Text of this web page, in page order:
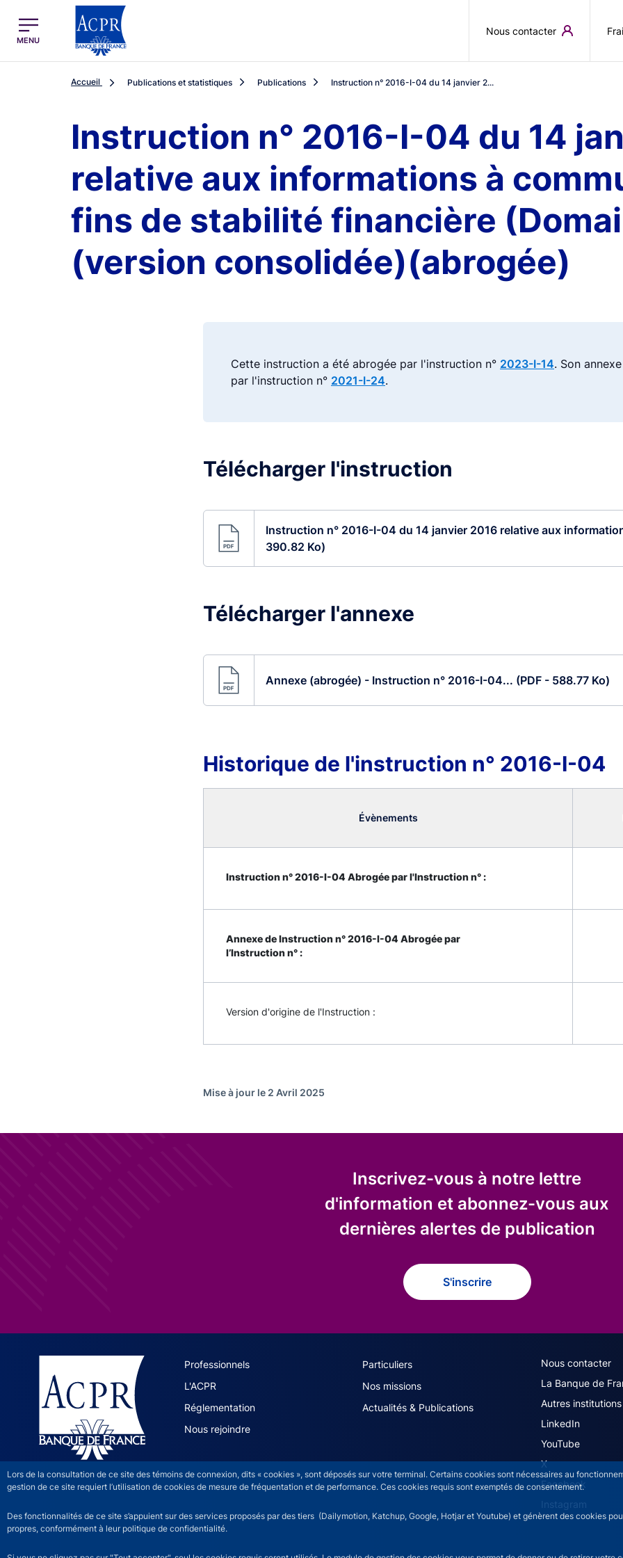
Lors de la consultation de ce site des témoins de connexion, dits « cookies », sont déposés sur votre terminal. Certains cookies sont nécessaires au
gestion de ce site requiert l’utilisation de cookies de mesure de fréquentation et de performance. Ces cookies requis sont exemptés de consentement.
Des fonctionnalités de ce site s’appuient sur des services proposés par des tiers (Dailymotion, Katchup, Google, Hotjar et Youtube) et génèrent des cookies
propres, conformément à leur politique de confidentialité.
ACPR Menu Principal (French)
MENU
Nous contacter
Accueil Publications et statistiques Publications Instruction n° 2016-I-04 du 14 janvier 2...
Instruction n° 2016-I-04 du 14
relative aux informations à
fins de stabilité financière
(version consolidée)(abrogée)
Cette instruction a été abrogée par l'instruction n° 2023-I-14. Son
par l'instruction n° 2021-I-24.
Télécharger l'instruction
Instruction n° 2016-I-04 du 14 janvier 2016 relative aux
390.82 Ko)
Télécharger l'annexe
Annexe (abrogée) - Instruction n° 2016-I-04... (PDF - 588.77 Ko)
Historique de l'instruction n° 2016-I-04
Évènements
Instruction n° 2016-I-04 Abrogée par l'Instruction n° :
Annexe de Instruction n° 2016-I-04 Abrogée par
l’Instruction n° :
Version d'origine de l'Instruction :
Mise à jour le 2 Avril 2025
Inscrivez-vous à notre lettre
d'information et abonnez-vous aux
dernières alertes de publication
S'inscrire
ACPR site navigation (French)
Professionnels
Particuliers
L'ACPR
Nos missions
Réglementation
Actualités & Publications
Nous rejoindre
ACPR footer
Nous contacter
La Banque de
Autres institutions
LinkedIn
YouTube
X
Facebook
Instagram